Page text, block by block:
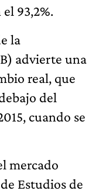
93,2%.
la
advierte una
real, que
del
cuando se
mercado
Estudios de